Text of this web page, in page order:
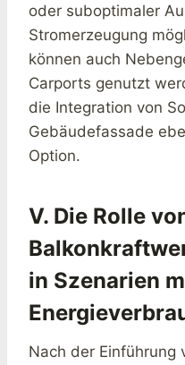
oder suboptimaler
Stromerzeugung
können auch
Carports genutzt
die Integration von
Gebäudefassade
Option.
V. Die Rolle
in Szenarien
Nach der Einführung